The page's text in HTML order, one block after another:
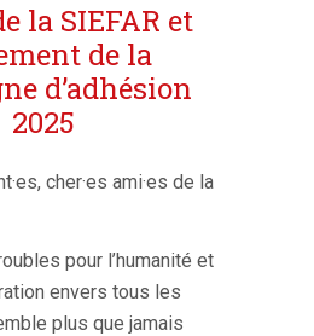
la SIEFAR et
de la
d’adhésion
2025
cher·es ami·es de la
pour l’humanité et
envers tous les
plus que jamais